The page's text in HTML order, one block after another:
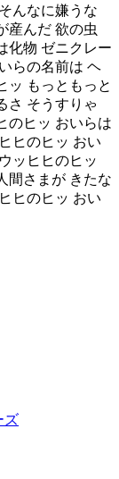
んなに嫌うな
産んだ 欲の虫
化物 ゼニクレー
らの名前は ヘ
ッ もっともっと
さ そうすりゃ
のヒッ おいらは
ヒのヒッ おい
ッヒヒのヒッ
間さまが きたな
ヒのヒッ おい
ズ